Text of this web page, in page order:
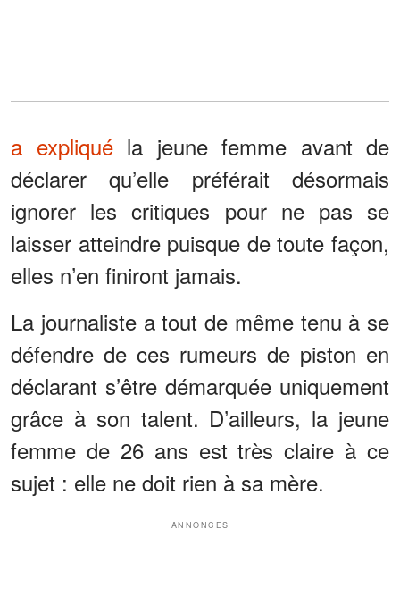
a expliquéla jeune femme avant de
déclarer qu’elle préférait désormais
ignorer les critiques pour ne pas se
laisser atteindre puisque de toute façon,
elles n’en finiront jamais.
La journaliste a tout de même tenu à se
défendre de ces rumeurs de piston en
déclarant s’être démarquée uniquement
grâce à son talent. D’ailleurs, la jeune
femme de 26 ans est très claire à ce
sujet : elle ne doit rien à sa mère.
ANNONCES